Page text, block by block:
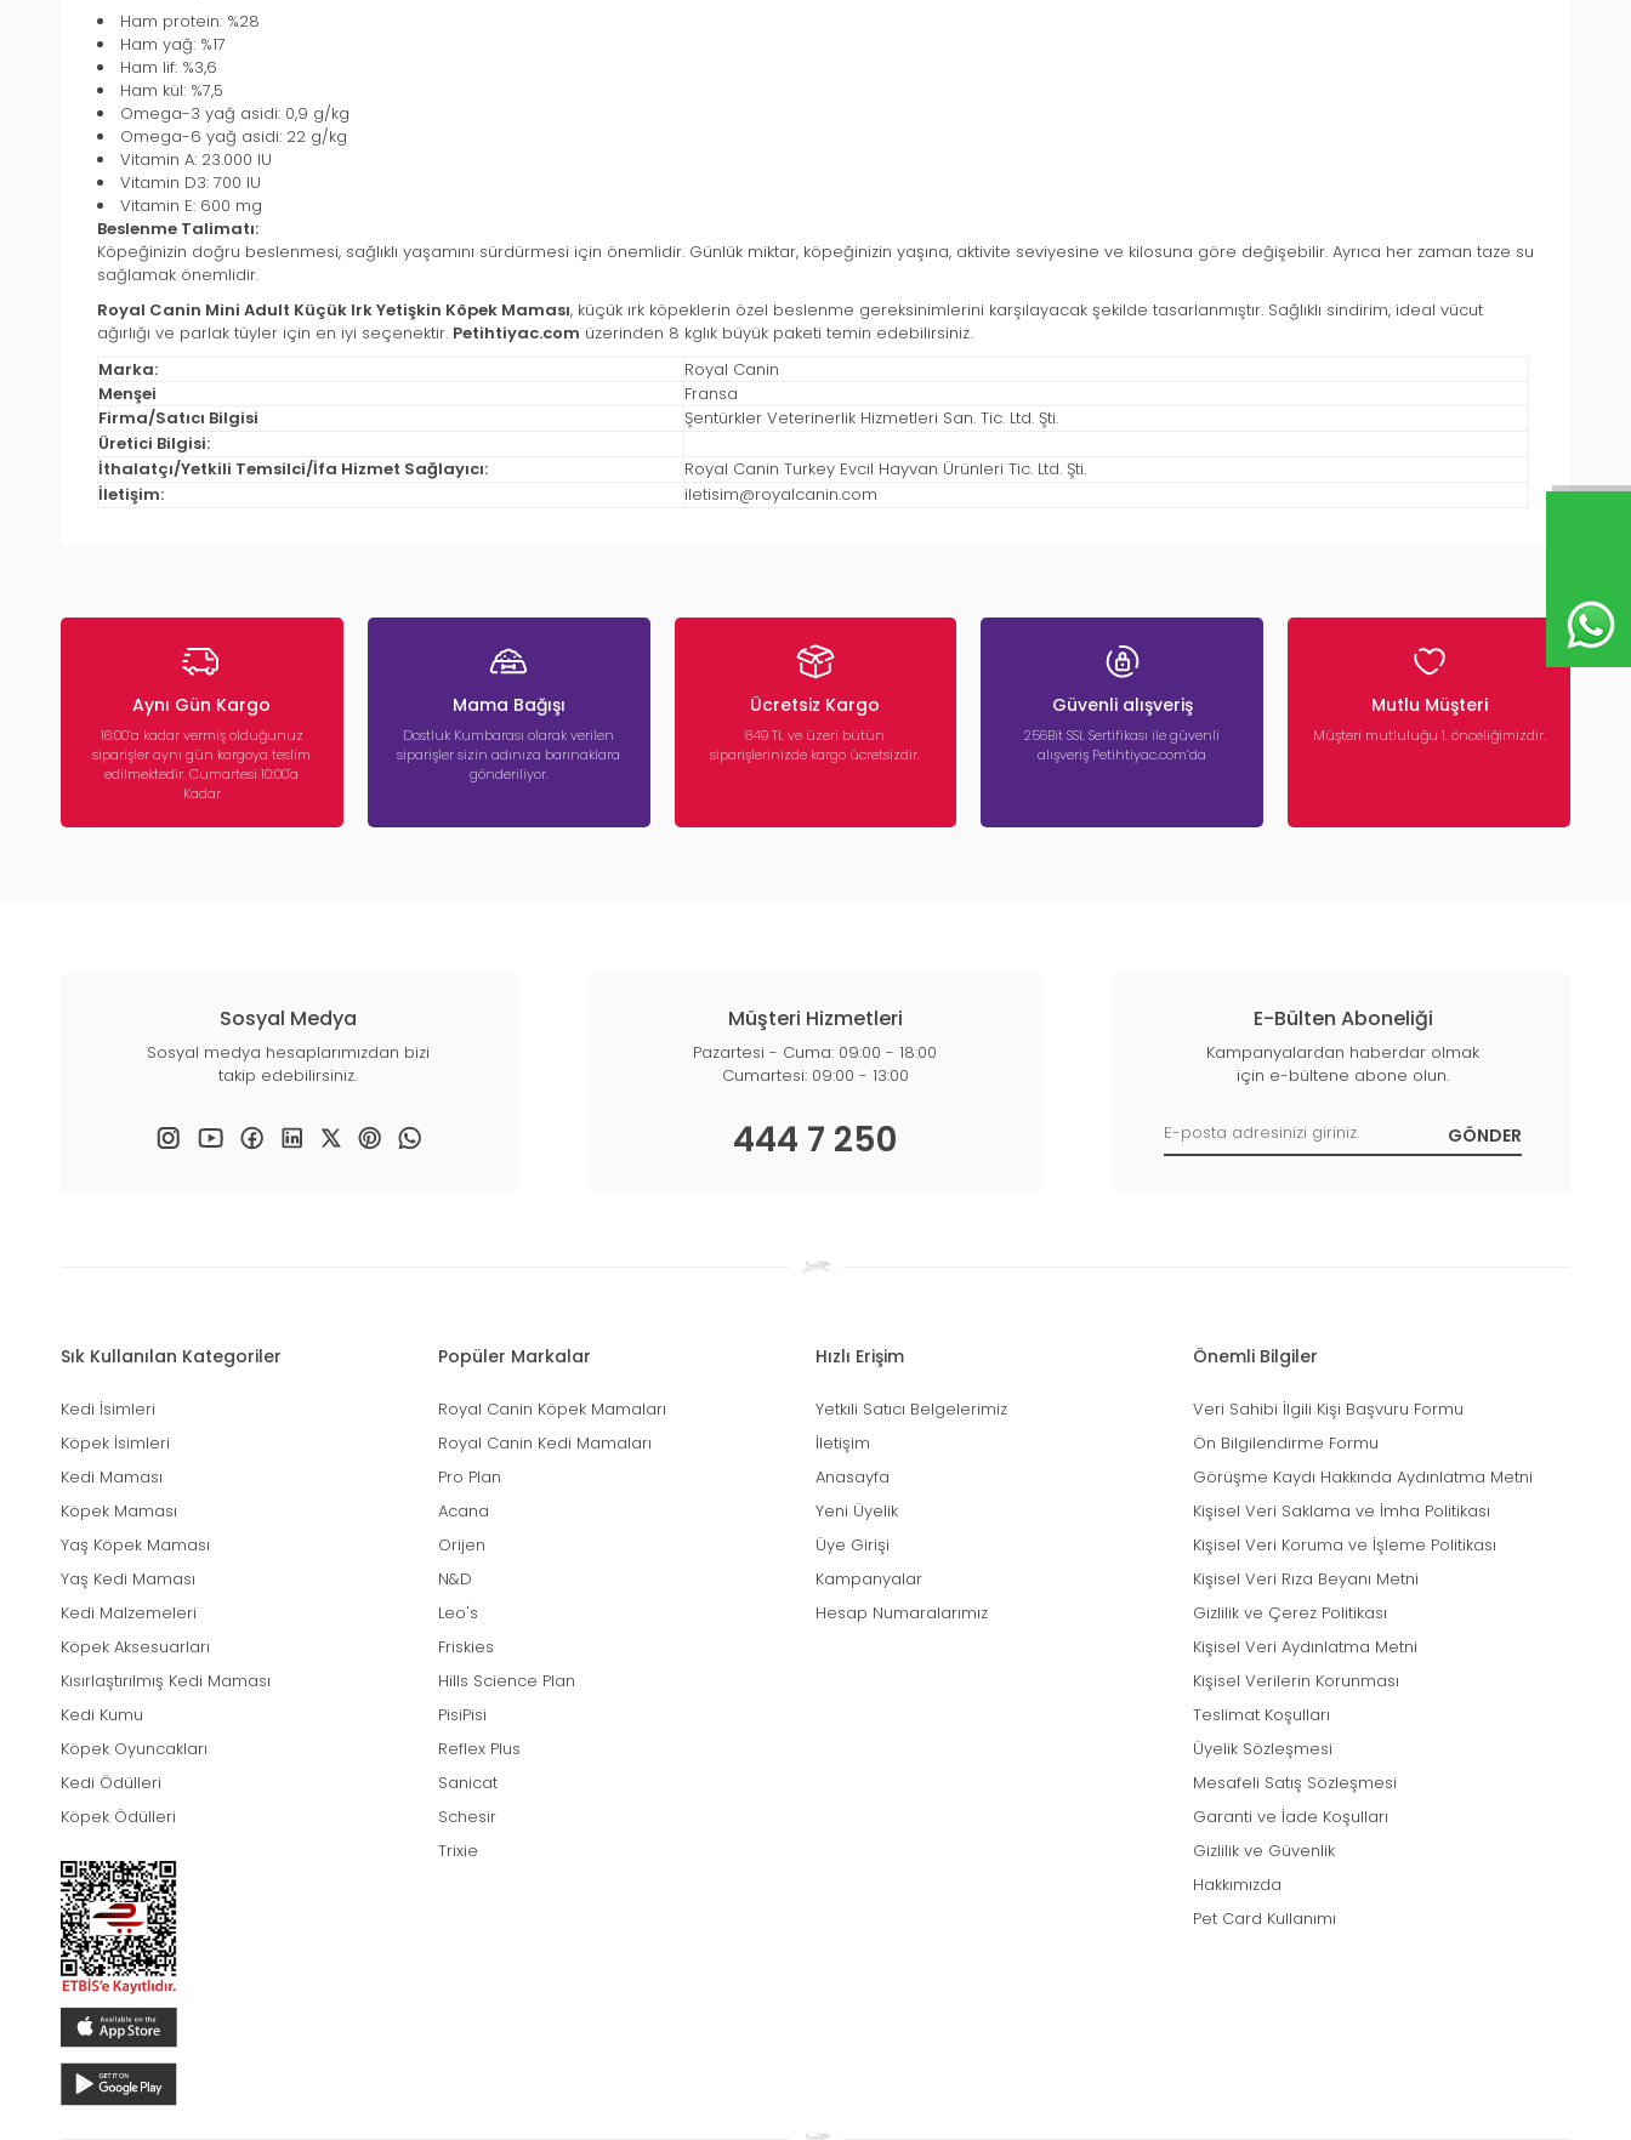
Ham protein: %28
Ham yağ: %17
Ham lif: %3,6
Ham kül: %7,5
Omega-3 yağ asidi: 0,9 g/kg
Omega-6 yağ asidi: 22 g/kg
Vitamin A: 23.000 IU
Vitamin D3: 700 IU
Vitamin E: 600 mg
Beslenme Talimatı:
Köpeğinizin doğru beslenmesi, sağlıklı yaşamını sürdürmesi için önemlidir. Günlük miktar, köpeğinizin yaşına, aktivite seviyesine ve kilosuna göre değişebilir. Ayrıca her zaman taze su
sağlamak önemlidir.
Royal Canin Mini Adult Küçük Irk Yetişkin Köpek Maması, küçük ırk köpeklerin özel beslenme gereksinimlerini karşılayacak şekilde tasarlanmıştır. Sağlıklı sindirim, ideal vücut
ağırlığı ve parlak tüyler için en iyi seçenektir. Petihtiyac.com üzerinden 8 kglık büyük paketi temin edebilirsiniz.
Marka:
Royal Canin
Menşei
Fransa
Firma/Satıcı Bilgisi
Şentürkler Veterinerlik Hizmetleri San. Tic. Ltd. Şti.
Üretici Bilgisi:
İthalatçı/Yetkili Temsilci/İfa Hizmet Sağlayıcı:
Royal Canin Turkey Evcil Hayvan Ürünleri Tic. Ltd. Şti.
İletişim:
iletisim@royalcanin.com
Aynı Gün Kargo
16:00’a kadar vermiş olduğunuz
siparişler aynı gün kargoya teslim
edilmektedir. Cumartesi 10:00'a
Kadar
Mama Bağışı
Dostluk Kumbarası olarak verilen
siparişler sizin adınıza barınaklara
gönderiliyor.
Ücretsiz Kargo
849 TL ve üzeri bütün
siparişlerinizde kargo ücretsizdir.
Güvenli alışveriş
256Bit SSL Sertifikası ile güvenli
alışveriş Petihtiyac.com’da
Mutlu Müşteri
Müşteri mutluluğu 1. önceliğimizdir.
Sosyal Medya
Sosyal medya hesaplarımızdan bizi
takip edebilirsiniz.
Müşteri Hizmetleri
Pazartesi - Cuma: 09:00 - 18:00
Cumartesi: 09:00 - 13:00
444 7 250
E-Bülten Aboneliği
Kampanyalardan haberdar olmak
için e-bültene abone olun.
Sık Kullanılan Kategoriler
Kedi İsimleri
Köpek İsimleri
Kedi Maması
Köpek Maması
Yaş Köpek Maması
Yaş Kedi Maması
Kedi Malzemeleri
Köpek Aksesuarları
Kısırlaştırılmış Kedi Maması
Kedi Kumu
Köpek Oyuncakları
Kedi Ödülleri
Köpek Ödülleri
Popüler Markalar
Royal Canin Köpek Mamaları
Royal Canin Kedi Mamaları
Pro Plan
Acana
Orijen
N&D
Leo's
Friskies
Hills Science Plan
PisiPisi
Reflex Plus
Sanicat
Schesir
Trixie
Hızlı Erişim
Yetkili Satıcı Belgelerimiz
İletişim
Anasayfa
Yeni Üyelik
Üye Girişi
Kampanyalar
Hesap Numaralarımız
Önemli Bilgiler
Veri Sahibi İlgili Kişi Başvuru Formu
Ön Bilgilendirme Formu
Görüşme Kaydı Hakkında Aydınlatma Metni
Kişisel Veri Saklama ve İmha Politikası
Kişisel Veri Koruma ve İşleme Politikası
Kişisel Veri Rıza Beyanı Metni
Gizlilik ve Çerez Politikası
Kişisel Veri Aydınlatma Metni
Kişisel Verilerin Korunması
Teslimat Koşulları
Üyelik Sözleşmesi
Mesafeli Satış Sözleşmesi
Garanti ve İade Koşulları
Gizlilik ve Güvenlik
Hakkımızda
Pet Card Kullanımı